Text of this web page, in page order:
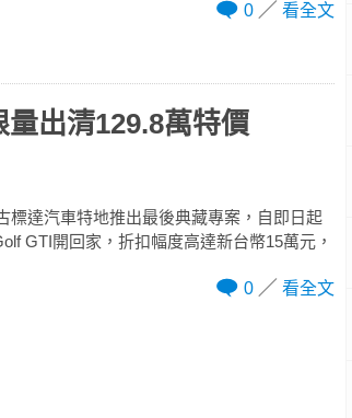
0
看全文
出清129.8萬特價
標達汽車特地推出最後典藏專案，自即日起
GTI開回家，折扣幅度高達新台幣15萬元，
0
看全文